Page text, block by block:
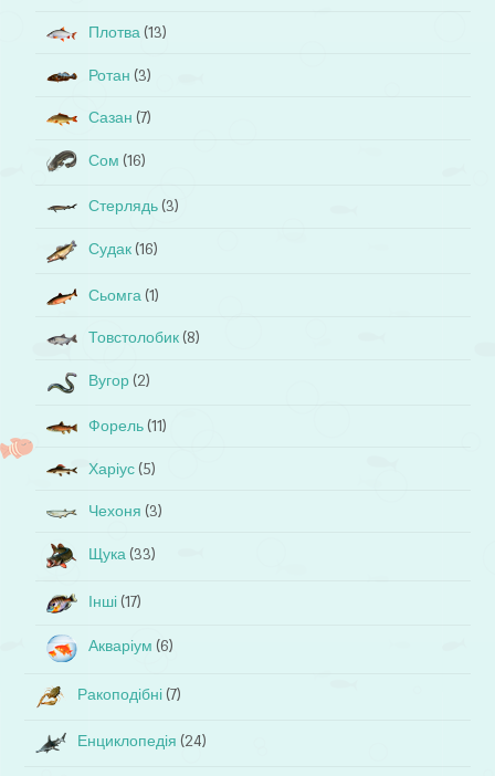
Плотва (13)
Ротан (3)
Сазан (7)
Сом (16)
Стерлядь (3)
Судак (16)
Сьомга (1)
Товстолобик (8)
Вугор (2)
Форель (11)
Харіус (5)
Чехоня (3)
Щука (33)
Інші (17)
Акваріум (6)
Ракоподібні (7)
Енциклопедія (24)